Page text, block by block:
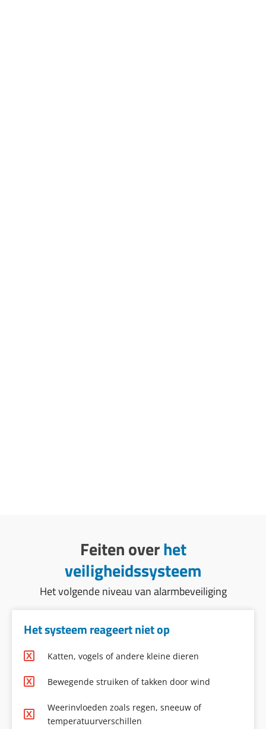
Feiten overhet
veiligheidssysteem
Het volgende niveau van alarmbeveiliging
Het systeem reageert niet op
Katten, vogels of andere kleine dieren
Bewegende struiken of takken door wind
Weerinvloeden zoals regen, sneeuw of
temperatuurverschillen